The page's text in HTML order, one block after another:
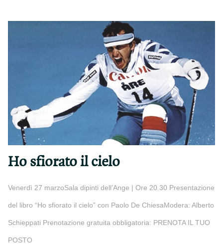
Ho sfiorato il cielo
Venerdì 27 marzoSala dipinti dell’Ange | Ore 20.30 Presentazione
del libro “Ho sfiorato il cielo” con Paolo De ChiesaModera: Alberto
Schieppati Prenotazione gratuita obbligatoria: PRENOTA IL TUO
POSTO